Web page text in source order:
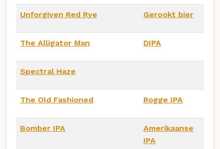
Unforgiven Red Rye Gerookt bier
The Alligator Man DIPA
Spectral Haze
The Old Fashioned Rogge IPA
Bomber IPA
Amerikaanse
IPA